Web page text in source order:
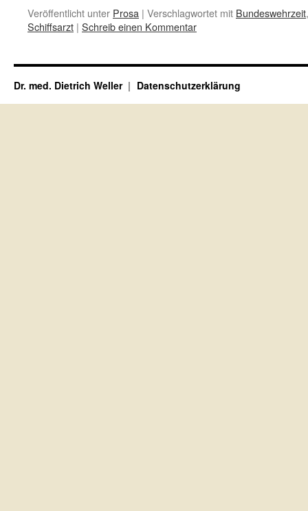
Veröffentlicht unter Prosa | Verschlagwortet mit Bundeswehrzeit
Schiffsarzt | Schreib einen Kommentar
Dr. med. Dietrich Weller Datenschutzerklärung